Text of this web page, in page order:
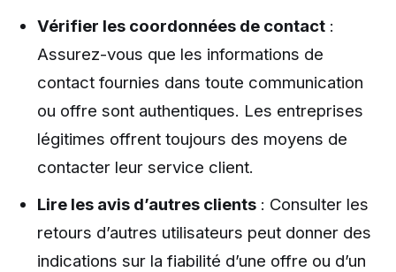
Vérifier les coordonnées de contact :
Assurez-vous que les informations de
contact fournies dans toute communication
ou offre sont authentiques. Les entreprises
légitimes offrent toujours des moyens de
contacter leur service client.
Lire les avis d’autres clients : Consulter les
retours d’autres utilisateurs peut donner des
indications sur la fiabilité d’une offre ou d’un